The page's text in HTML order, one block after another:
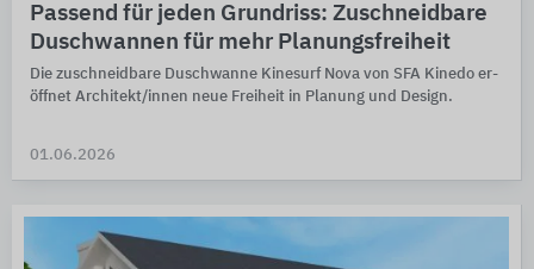
Passend für jeden Grundriss: Zuschneidbare
Duschwannen für mehr Planungsfreiheit
Die zuschneid­bare Dusch­wanne Kinesurf Nova von SFA Kinedo er­
öff­net Archi­tekt/innen neue Frei­heit in Planung und Design.
01.06.2026